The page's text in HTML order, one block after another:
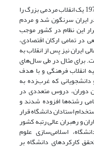
کشور ایران در سال 1979 یک انقلاب مردمی بزرگ را
ایران سرنگون شد و مردم
این نظام در کشور موجب
در تمامی ارکان اقتصادی،
نیز پس از انقلاب به
برای مثال در طی سال‌های
توجیه انقلاب فرهنگی و با هدف
دانشجویانی که غرب‌زده به
دوران، دروس متعددی در
رشته‌ها افزوده شدند و
استادان دانشگاه قرار
و رهبران عالی رتبه کشور
اسلامی‌سازی علوم
کارکردهای دانشگاه بر